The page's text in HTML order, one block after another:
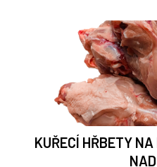
KUŘECÍ HŘBETY